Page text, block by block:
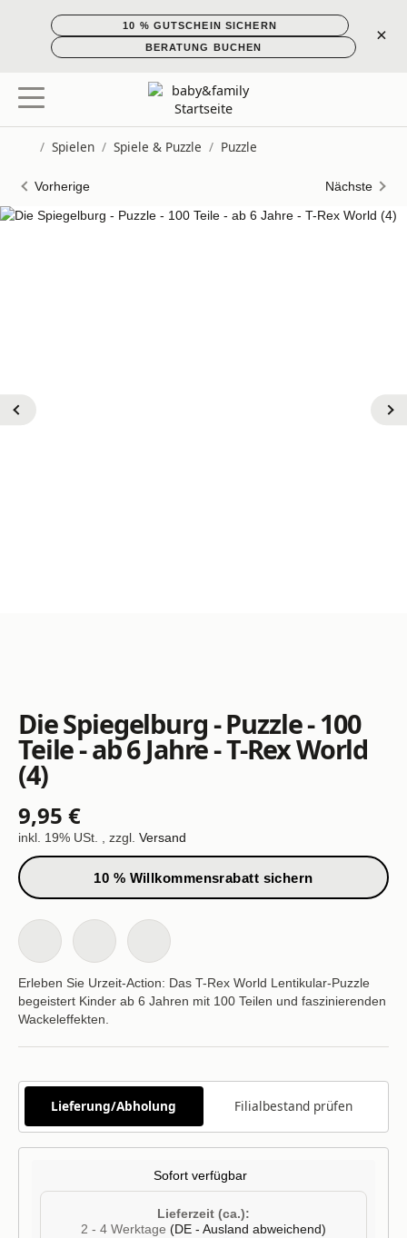
10 % GUTSCHEIN SICHERN
BERATUNG BUCHEN
×
/ Spielen / Spiele & Puzzle / Puzzle
Vorherige Nächste
Die Spiegelburg - Puzzle - 100
Teile - ab 6 Jahre - T-Rex World
(4)
9,95 €
inkl. 19% USt. , zzgl. Versand
10 % Willkommensrabatt sichern
Erleben Sie Urzeit-Action: Das T-Rex World Lentikular-Puzzle
begeistert Kinder ab 6 Jahren mit 100 Teilen und faszinierenden
Wackeleffekten.
Lieferung/Abholung Filialbestand prüfen
Sofort verfügbar
Lieferzeit (ca.):
2 - 4 Werktage (DE - Ausland abweichend)